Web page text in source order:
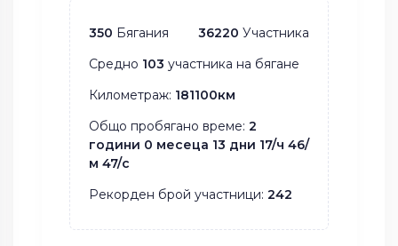
350 Бягания 36220 Участника
Средно 103 участника на бягане
Километраж: 181100км
Общо пробягано време: 2
години 0 месеца 13 дни 17/ч 46/
м 47/с
Рекорден брой участници: 242